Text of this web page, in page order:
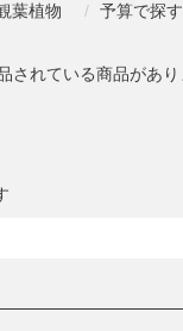
葉植物 予算で探す
されている商品があり